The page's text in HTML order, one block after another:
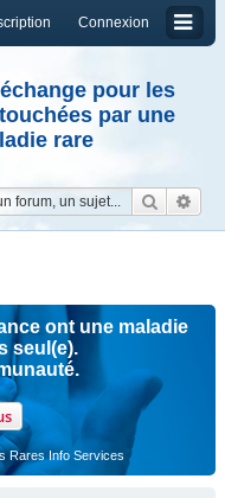
Connexion
pour les
par une
rare
ont une maladie
seul(e).
Rares Info Services